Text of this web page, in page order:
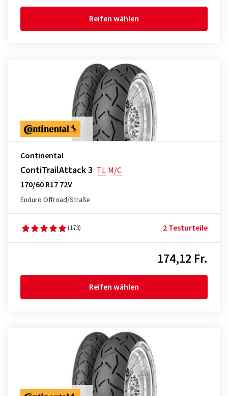
Reifen wählen
Continental
ContiTrailAttack 3 TL M/C
170/60 R17 72V
Enduro Offroad/Straße
(173) 2 Testurteile
174,12 Fr.
Reifen wählen